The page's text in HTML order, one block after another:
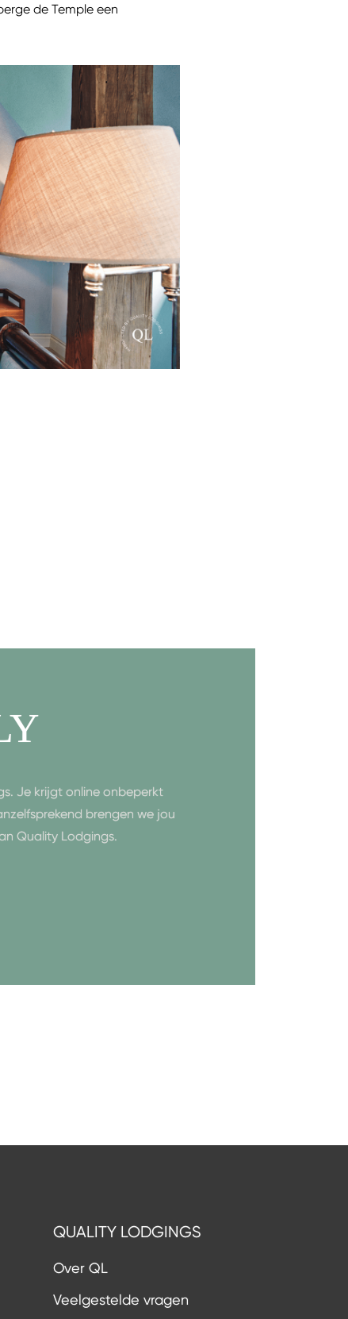
de Temple een
Je krijgt online onbeperkt
brengen we jou
Quality Lodgings.
QUALITY LODGINGS
Over QL
Veelgestelde vragen